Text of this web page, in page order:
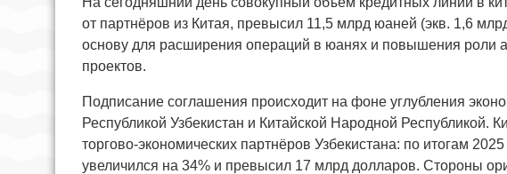
от партнёров из Китая, превысил 11,5 млрд юаней (экв. 1,6
основу для расширения операций в юанях и повышения роли
проектов.
Подписание соглашения происходит на фоне углубления
Республикой Узбекистан и Китайской Народной Республикой.
торгово-экономических партнёров Узбекистана: по итогам
увеличился на 34% и превысил 17 млрд долларов. Стороны